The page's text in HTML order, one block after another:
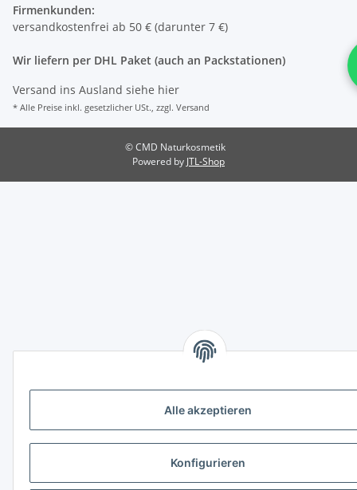
Alle akzeptieren
Konfigurieren
Firmenkunden:
versandkostenfrei ab 50 € (darunter 7 €)
Wir liefern per DHL Paket (auch an Packstationen)
Versand ins Ausland siehe hier
* Alle Preise inkl. gesetzlicher USt., zzgl. Versand
© CMD Naturkosmetik
Powered by JTL-Shop